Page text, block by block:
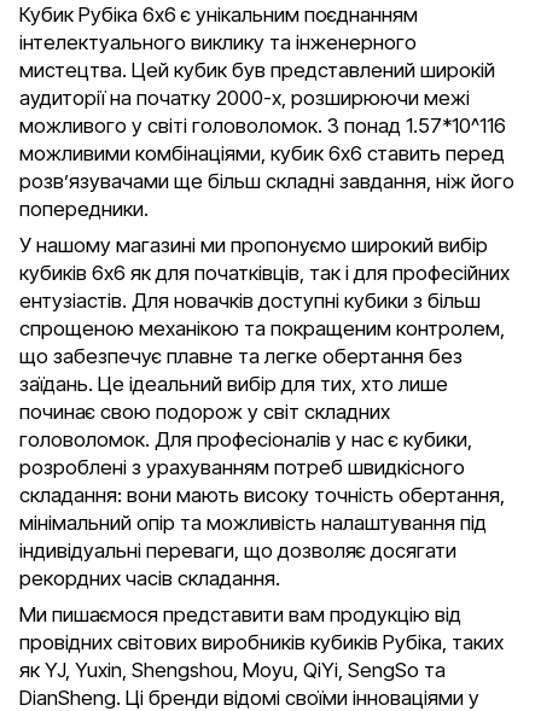
Кубик Рубіка 6х6 є унікальним поєднанням
інтелектуального виклику та інженерного
мистецтва. Цей кубик був представлений широкій
аудиторії на початку 2000-х, розширюючи межі
можливого у світі головоломок. З понад 1.57*10^116
можливими комбінаціями, кубик 6х6 ставить перед
розв’язувачами ще більш складні завдання, ніж його
попередники.
У нашому магазині ми пропонуємо широкий вибір
кубиків 6х6 як для початківців, так і для професійних
ентузіастів. Для новачків доступні кубики з більш
спрощеною механікою та покращеним контролем,
що забезпечує плавне та легке обертання без
заїдань. Це ідеальний вибір для тих, хто лише
починає свою подорож у світ складних
головоломок. Для професіоналів у нас є кубики,
розроблені з урахуванням потреб швидкісного
складання: вони мають високу точність обертання,
мінімальний опір та можливість налаштування під
індивідуальні переваги, що дозволяє досягати
рекордних часів складання.
Ми пишаємося представити вам продукцію від
провідних світових виробників кубиків Рубіка, таких
як YJ, Yuxin, Shengshou, Moyu, QiYi, SengSo та
DianSheng. Ці бренди відомі своїми інноваціями у